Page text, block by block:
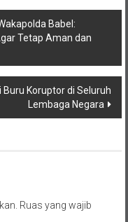
Babel:
Tetap Aman dan
Buru Koruptor di Seluruh
Lembaga Negara
Ruas yang wajib